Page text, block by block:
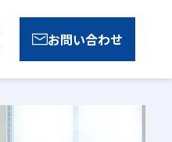
お問い合わせ